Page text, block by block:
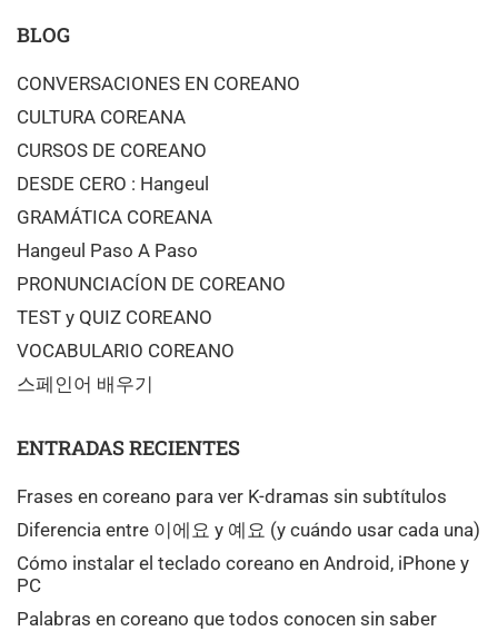
BLOG
CONVERSACIONES EN COREANO
CULTURA COREANA
CURSOS DE COREANO
DESDE CERO : Hangeul
GRAMÁTICA COREANA
Hangeul Paso A Paso
PRONUNCIACÍON DE COREANO
TEST y QUIZ COREANO
VOCABULARIO COREANO
스페인어 배우기
ENTRADAS RECIENTES
Frases en coreano para ver K-dramas sin subtítulos
Diferencia entre 이에요 y 예요 (y cuándo usar cada una)
Cómo instalar el teclado coreano en Android, iPhone y
PC
Palabras en coreano que todos conocen sin saber